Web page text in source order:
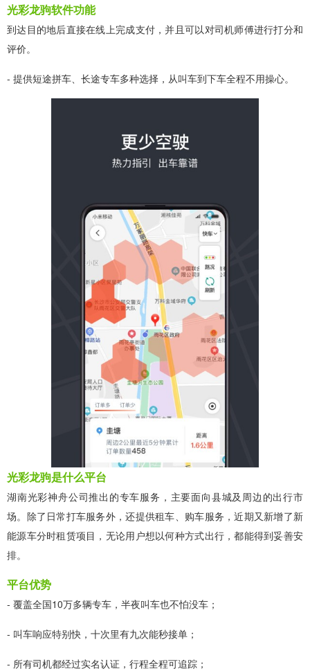
光彩龙驹软件功能
到达目的地后直接在线上完成支付，并且可以对司机师傅进行打分和
评价。
- 提供短途拼车、长途专车多种选择，从叫车到下车全程不用操心。
光彩龙驹是什么平台
湖南光彩神舟公司推出的专车服务，主要面向县城及周边的出行市
场。除了日常打车服务外，还提供租车、购车服务，近期又新增了新
能源车分时租赁项目，无论用户想以何种方式出行，都能得到妥善安
排。
平台优势
- 覆盖全国10万多辆专车，半夜叫车也不怕没车；
- 叫车响应特别快，十次里有九次能秒接单；
- 所有司机都经过实名认证，行程全程可追踪；